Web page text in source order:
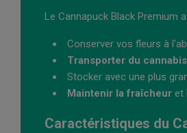
Le Cannapuck Black Premium
Conserver vos fleurs à
Transporter du cannabis
Stocker avec une plus
Maintenir la fraîcheur et
Caractéristiques du